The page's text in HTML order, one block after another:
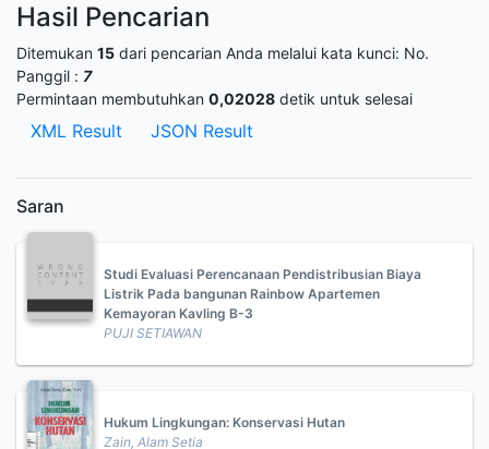
Hasil Pencarian
Ditemukan 15 dari pencarian Anda melalui kata kunci: No.
Panggil : 7
Permintaan membutuhkan 0,02028 detik untuk selesai
XML Result JSON Result
Saran
Studi Evaluasi Perencanaan Pendistribusian Biaya
Listrik Pada bangunan Rainbow Apartemen
Kemayoran Kavling B-3
PUJI SETIAWAN
Hukum Lingkungan: Konservasi Hutan
Zain, Alam Setia